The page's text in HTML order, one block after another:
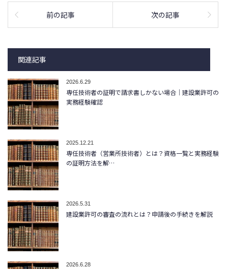
前の記事 次の記事
関連記事
2026.6.29
専任技術者の証明で請求書しかない場合｜建設業許可の
実務経験確認
2025.12.21
専任技術者（営業所技術者）とは？資格一覧と実務経験
の証明方法を解…
2026.5.31
建設業許可の審査の流れとは？申請後の手続きを解説
2026.6.28